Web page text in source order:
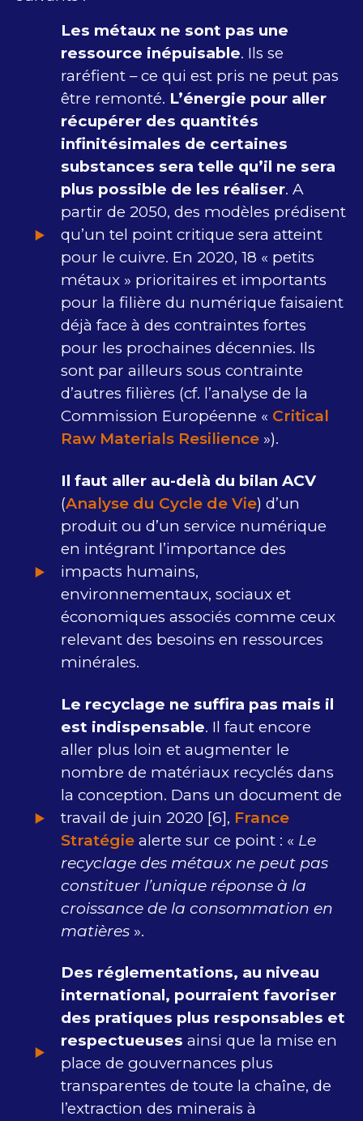
Les métaux ne sont pas une
ressource inépuisable. Ils se
raréfient – ce qui est pris ne peut pas
être remonté. L’énergie pour aller
récupérer des quantités
infinitésimales de certaines
substances sera telle qu’il ne sera
plus possible de les réaliser. A
partir de 2050, des modèles prédisent
qu’un tel point critique sera atteint
pour le cuivre. En 2020, 18 « petits
métaux » prioritaires et importants
pour la filière du numérique faisaient
déjà face à des contraintes fortes
pour les prochaines décennies. Ils
sont par ailleurs sous contrainte
d’autres filières (cf. l’analyse de la
Commission Européenne « Critical
Raw Materials Resilience»).
Il faut aller au-delà du bilan ACV
(Analyse du Cycle de Vie) d’un
produit ou d’un service numérique
en intégrant l’importance des
impacts humains,
environnementaux, sociaux et
économiques associés comme ceux
relevant des besoins en ressources
minérales.
Le recyclage ne suffira pas mais il
est indispensable. Il faut encore
aller plus loin et augmenter le
nombre de matériaux recyclés dans
la conception. Dans un document de
travail de juin 2020 [6], France
Stratégiealerte sur ce point : « Le
recyclage des métaux ne peut pas
constituer l’unique réponse à la
croissance de la consommation en
matières».
Des réglementations, au niveau
international, pourraient favoriser
des pratiques plus responsables et
respectueuses ainsi que la mise en
place de gouvernances plus
transparentes de toute la chaîne, de
l’extraction des minerais à